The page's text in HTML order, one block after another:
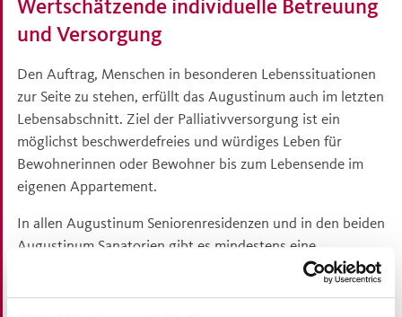
Wertschätzende individuelle Betreuung
und Versorgung
Den Auftrag, Menschen in besonderen Lebenssituationen
zur Seite zu stehen, erfüllt das Augustinum auch im letzten
Lebensabschnitt. Ziel der Palliativversorgung ist ein
möglichst beschwerdefreies und würdiges Leben für
Bewohnerinnen oder Bewohner bis zum Lebensende im
eigenen Appartement.
In allen Augustinum Seniorenresidenzen und in den beiden
Augustinum Sanatorien gibt es mindestens eine
zertifizierte Pflegefachkraft mit einer umfassenden
Ausbildung im Bereich Palliative Care. Außerdem gibt es an